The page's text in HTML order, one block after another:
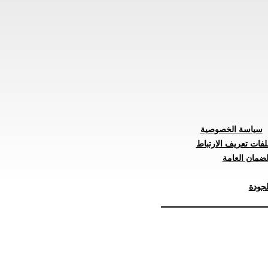
سياسة الخصوصية
تعريف الارتباط
العامة